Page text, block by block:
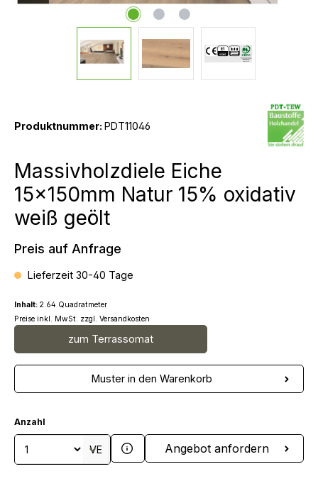
Produktnummer: PDT11046
Massivholzdiele Eiche
15x150mm Natur 15% oxidativ
weiß geölt
Preis auf Anfrage
Lieferzeit 30-40 Tage
Inhalt: 2.64 Quadratmeter
Preise inkl. MwSt. zzgl. Versandkosten
zum Terrassomat
Muster in den Warenkorb
Anzahl
Produkt Anzahl: Gib den
VE Angebot anfordern